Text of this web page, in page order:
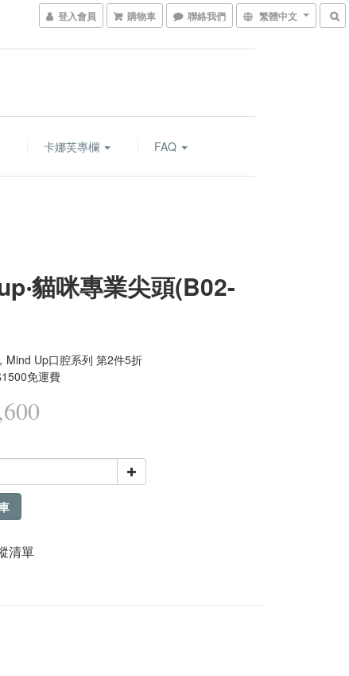
登入會員 購物車 聯絡我們 繁體中文
卡娜芙專欄 FAQ
貓咪專業尖頭(B02-
Mind Up口腔系列 第2件5折
免運費
清單